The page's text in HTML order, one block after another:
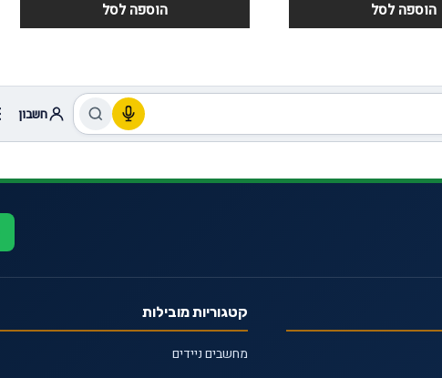
הוספה לסל הוספה לסל
חשבון
קטגוריות מובילות
מחשבים ניידים